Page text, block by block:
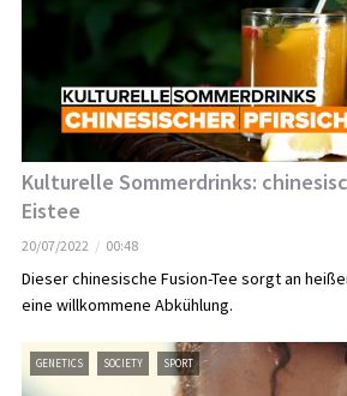
Kulturelle Sommerdrinks:
Eistee
20/07/2022 00:48
Dieser chinesische Fusion-Tee sorgt an
eine willkommene Abkühlung.
GENETICS SOCIETY SPORT